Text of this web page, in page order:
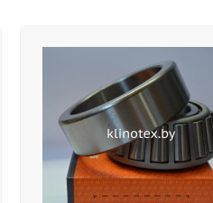
Новости 26.03.2026
Ленты фетровые
цельнотканые